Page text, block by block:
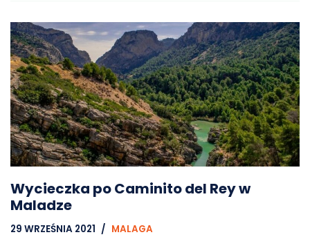
Wycieczka po Caminito del Rey w
Maladze
29 WRZEŚNIA 2021 MALAGA